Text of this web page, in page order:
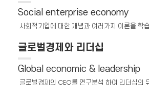
Social enterprise economy
사회적기업에 대한 개념과 여러가지 이론을 학
글로벌경제와 리더십
Global economic & leadership
글로벌경제의 CEO를 연구분석 하여 리더십의